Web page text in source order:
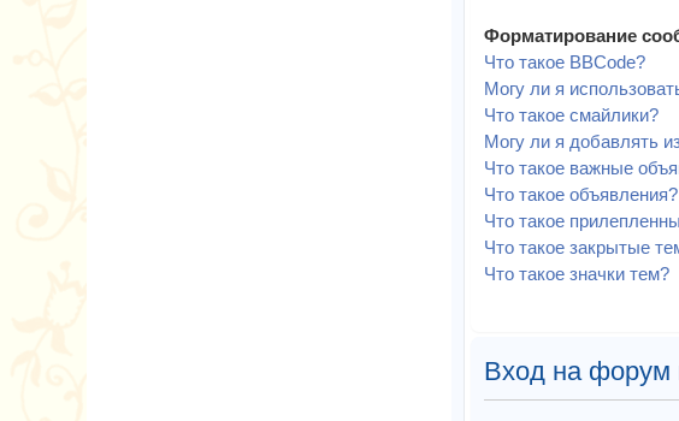
Форматирование
Что такое BBCode?
Могу ли я
Что такое смайлики?
Могу ли я добавлять
Что такое важные
Что такое объявления?
Что такое
Что такое закрытые
Что такое значки тем?
Вход на форум